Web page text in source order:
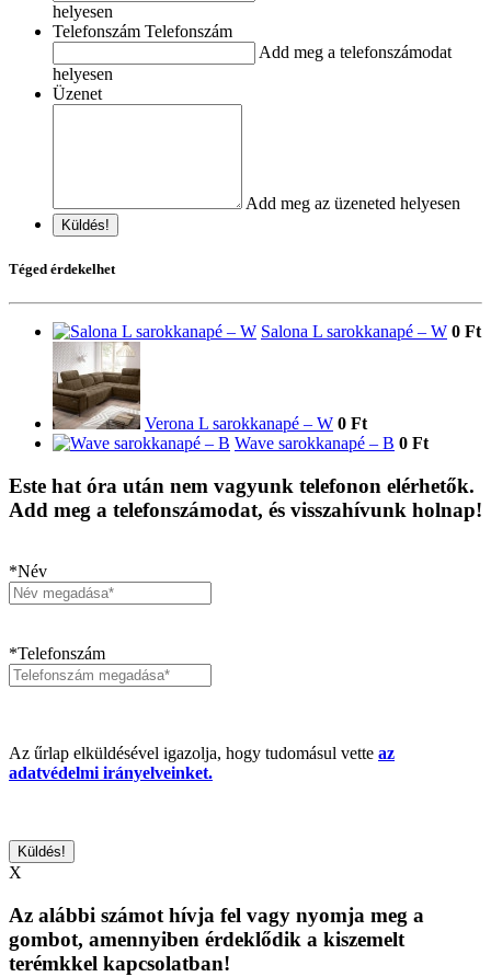
helyesen
Telefonszám Telefonszám
Add meg a telefonszámodat
helyesen
Üzenet
Add meg az üzeneted helyesen
Küldés!
Téged érdekelhet
Salona L sarokkanapé – W 0 Ft
Verona L sarokkanapé – W 0 Ft
Wave sarokkanapé – B 0 Ft
Este hat óra után nem vagyunk telefonon elérhetők.
Add meg a telefonszámodat, és visszahívunk holnap!
*Név
*Telefonszám
Az űrlap elküldésével igazolja, hogy tudomásul vette az
adatvédelmi irányelveinket.
X
Az alábbi számot hívja fel vagy nyomja meg a
gombot, amennyiben érdeklődik a kiszemelt
terémkkel kapcsolatban!